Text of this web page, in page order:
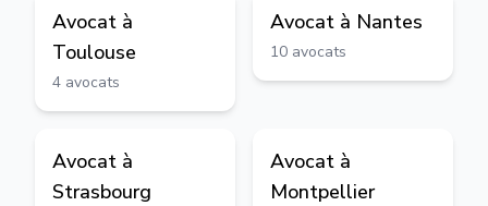
Avocat à
Toulouse
4 avocats
Avocat à Nantes
10 avocats
Avocat à
Strasbourg
Avocat à
Montpellier